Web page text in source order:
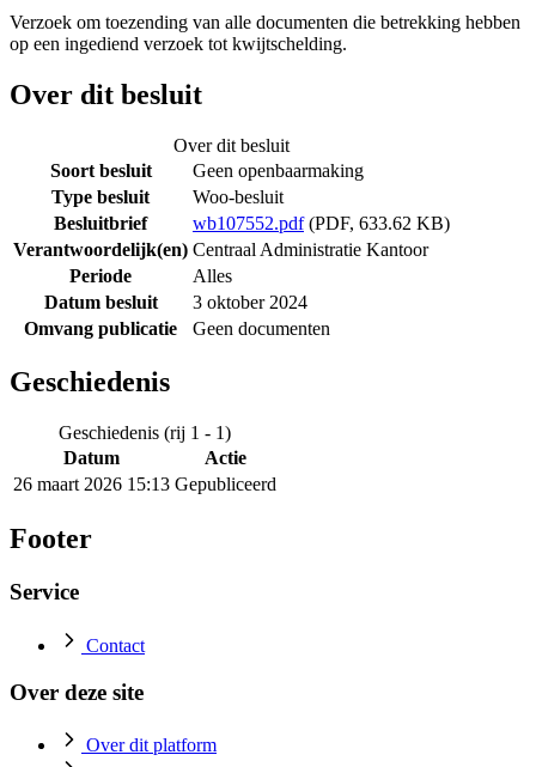
Verzoek om toezending van alle documenten die betrekking hebben
op een ingediend verzoek tot kwijtschelding.
Over dit besluit
Over dit besluit
Soort besluit
Geen openbaarmaking
Type besluit
Woo-besluit
Besluitbrief
wb107552.pdf(PDF, 633.62 KB)
Verantwoordelijk(en) Centraal Administratie Kantoor
Periode
Alles
Datum besluit
3 oktober 2024
Omvang publicatie
Geen documenten
Geschiedenis
Geschiedenis (rij 1 - 1)
Datum
Actie
26 maart 2026 15:13 Gepubliceerd
Footer
Service
Contact
Over deze site
Over dit platform